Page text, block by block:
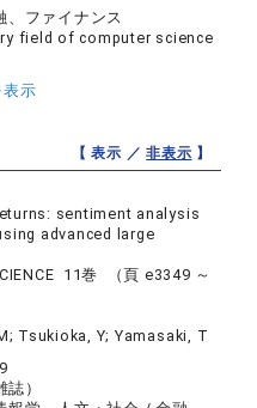
、ファイナンス
field of computer science
示
【 表示 ／非表示 】
sentiment analysis
advanced large
11巻 （頁 e3349 ～
Tsukioka, Y; Yamasaki, T
）